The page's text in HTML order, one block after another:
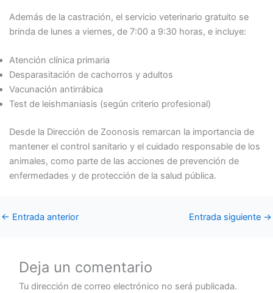
Además de la castración, el servicio veterinario gratuito se
brinda de lunes a viernes, de 7:00 a 9:30 horas, e incluye:
Atención clínica primaria
Desparasitación de cachorros y adultos
Vacunación antirrábica
Test de leishmaniasis (según criterio profesional)
Desde la Dirección de Zoonosis remarcan la importancia de
mantener el control sanitario y el cuidado responsable de los
animales, como parte de las acciones de prevención de
enfermedades y de protección de la salud pública.
← Entrada anterior Entrada siguiente →
Deja un comentario
Tu dirección de correo electrónico no será publicada.